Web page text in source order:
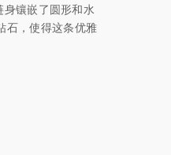
镶嵌了圆形和水
石，使得这条优雅